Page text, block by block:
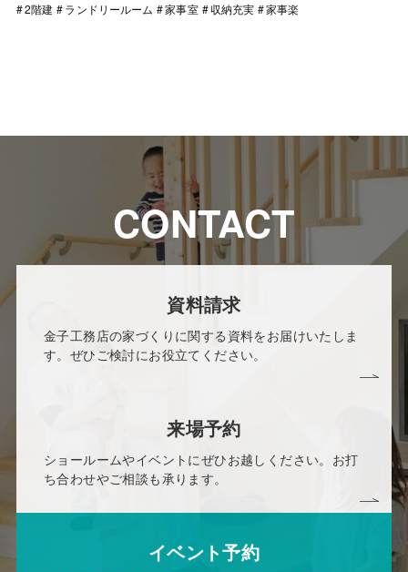
2階建
ランドリールーム 家事室 収納充実 家事楽
CONTACT
資料請求
金子工務店の家づくりに関する資料をお届けいたしま
す。ぜひご検討にお役立てください。
来場予約
ショールームやイベントにぜひお越しください。お打
ち合わせやご相談も承ります。
イベント予約